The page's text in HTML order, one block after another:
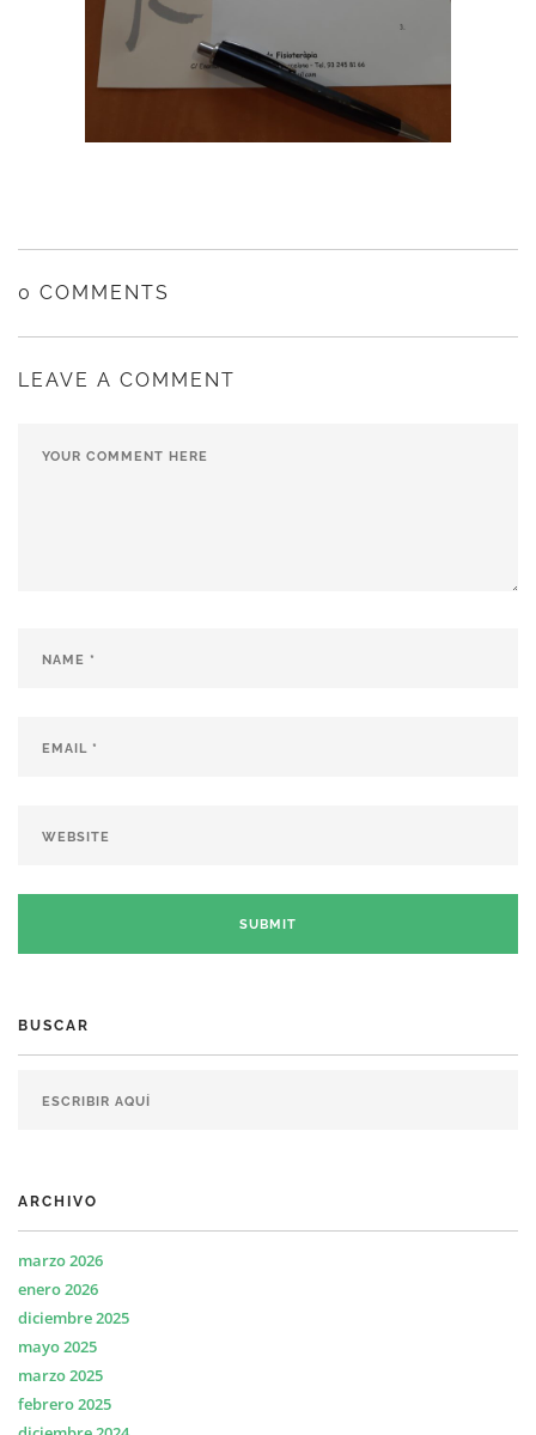
0 COMMENTS
LEAVE A COMMENT
BUSCAR
ARCHIVO
marzo 2026
enero 2026
diciembre 2025
mayo 2025
marzo 2025
febrero 2025